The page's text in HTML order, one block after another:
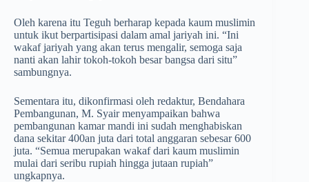
Oleh karena itu Teguh berharap kepada kaum muslimin
untuk ikut berpartisipasi dalam amal jariyah ini. “Ini
wakaf jariyah yang akan terus mengalir, semoga saja
nanti akan lahir tokoh-tokoh besar bangsa dari situ”
sambungnya.
Sementara itu, dikonfirmasi oleh redaktur, Bendahara
Pembangunan, M. Syair menyampaikan bahwa
pembangunan kamar mandi ini sudah menghabiskan
dana sekitar 400an juta dari total anggaran sebesar 600
juta. “Semua merupakan wakaf dari kaum muslimin
mulai dari seribu rupiah hingga jutaan rupiah”
ungkapnya.